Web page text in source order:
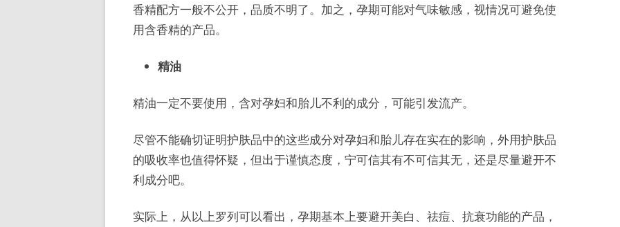
香精配方一般不公开，品质不明了。加之，孕期可能对气味敏感，视情况可避免使
用含香精的产品。
精油
精油一定不要使用，含对孕妇和胎儿不利的成分，可能引发流产。
尽管不能确切证明护肤品中的这些成分对孕妇和胎儿存在实在的影响，外用护肤品
的吸收率也值得怀疑，但出于谨慎态度，宁可信其有不可信其无，还是尽量避开不
利成分吧。
实际上，从以上罗列可以看出，孕期基本上要避开美白、祛痘、抗衰功能的产品，